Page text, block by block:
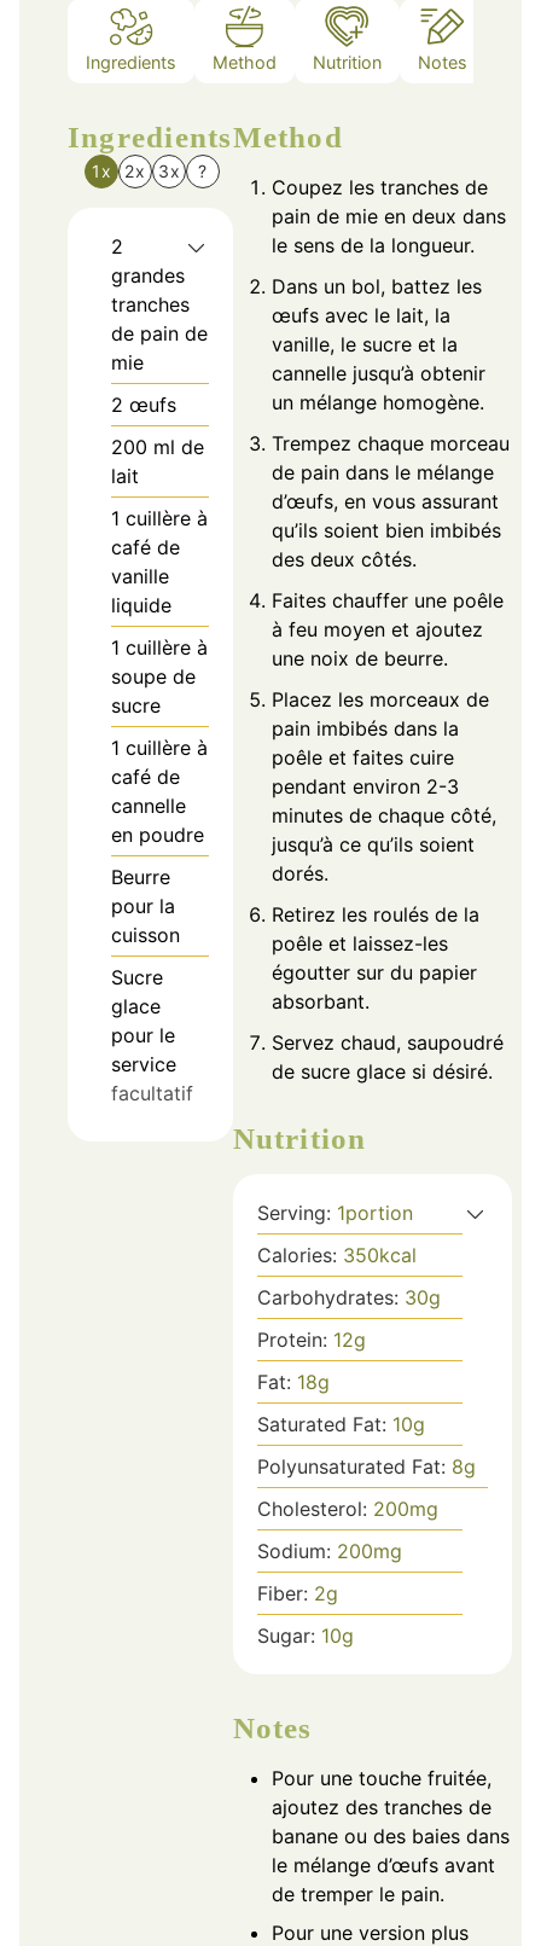
Ingredients Method Nutrition Notes
Ingredients
1x 2x 3x ?
2
grandes
tranches
de pain de
mie
2 œufs
200 ml de
lait
1 cuillère à
café de
vanille
liquide
1 cuillère à
soupe de
sucre
1 cuillère à
café de
cannelle
en poudre
Beurre
pour la
cuisson
Sucre
glace
pour le
service
facultatif
Method
Coupez les tranches de
pain de mie en deux dans
le sens de la longueur.
Dans un bol, battez les
œufs avec le lait, la
vanille, le sucre et la
cannelle jusqu’à obtenir
un mélange homogène.
Trempez chaque morceau
de pain dans le mélange
d’œufs, en vous assurant
qu’ils soient bien imbibés
des deux côtés.
Faites chauffer une poêle
à feu moyen et ajoutez
une noix de beurre.
Placez les morceaux de
pain imbibés dans la
poêle et faites cuire
pendant environ 2-3
minutes de chaque côté,
jusqu’à ce qu’ils soient
dorés.
Retirez les roulés de la
poêle et laissez-les
égoutter sur du papier
absorbant.
Servez chaud, saupoudré
de sucre glace si désiré.
Nutrition
Serving: 1portion
Calories: 350kcal
Carbohydrates: 30g
Protein: 12g
Fat: 18g
Saturated Fat: 10g
Polyunsaturated Fat: 8g
Cholesterol: 200mg
Sodium: 200mg
Fiber: 2g
Sugar: 10g
Notes
Pour une touche fruitée,
ajoutez des tranches de
banane ou des baies dans
le mélange d’œufs avant
de tremper le pain.
Pour une version plus